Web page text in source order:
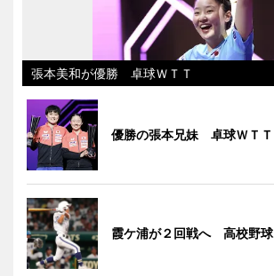
張本美和が優勝 卓球ＷＴＴ
優勝の張本兄妹 卓球ＷＴＴ
霞ケ浦が２回戦へ 高校野球